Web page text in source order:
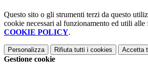
Questo sito o gli strumenti terzi da questo
cookie necessari al funzionamento ed utili
COOKIE POLICY.
Personalizza Rifiuta tutti i cookies Accetta
Gestione cookie